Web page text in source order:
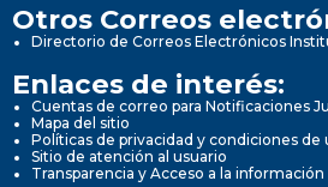
Otros Correos
Directorio de Correos Electrónicos
Enlaces de interés:
Cuentas de correo para Notificaciones
Mapa del sitio
Políticas de privacidad y condiciones de
Sitio de atención al usuario
Transparencia y Acceso a la información